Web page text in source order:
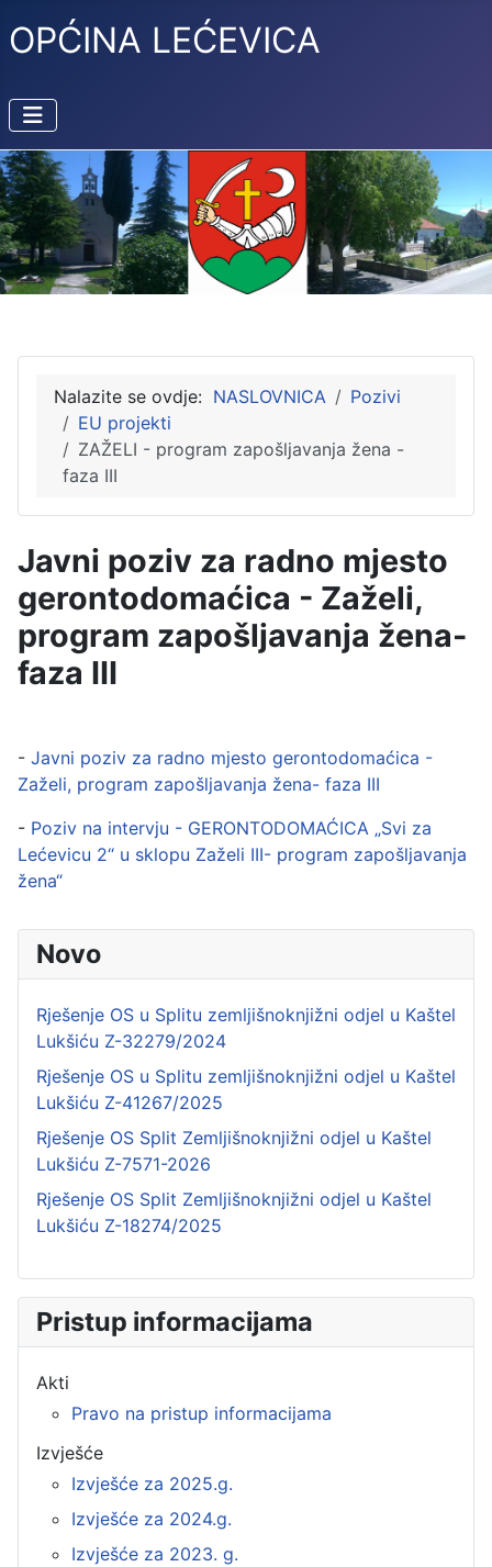
OPĆINA LEĆEVICA
Nalazite se ovdje: NASLOVNICA
Pozivi
EU projekti
ZAŽELI - program zapošljavanja žena -
faza III
Javni poziv za radno mjesto
gerontodomaćica - Zaželi,
program zapošljavanja žena-
faza III
- Javni poziv za radno mjesto gerontodomaćica -
Zaželi, program zapošljavanja žena- faza III
- Poziv na intervju - GERONTODOMAĆICA „Svi za
Lećevicu 2“ u sklopu Zaželi III- program zapošljavanja
žena“
Novo
Rješenje OS u Splitu zemljišnoknjižni odjel u Kaštel
Lukšiću Z-32279/2024
Rješenje OS u Splitu zemljišnoknjižni odjel u Kaštel
Lukšiću Z-41267/2025
Rješenje OS Split Zemljišnoknjižni odjel u Kaštel
Lukšiću Z-7571-2026
Rješenje OS Split Zemljišnoknjižni odjel u Kaštel
Lukšiću Z-18274/2025
Pristup informacijama
Akti
Pravo na pristup informacijama
Izvješće
Izvješće za 2025.g.
Izvješće za 2024.g.
Izvješće za 2023. g.